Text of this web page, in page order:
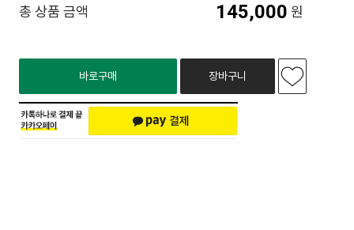
총 상품 금액 145,000 원
바로구매 장바구니